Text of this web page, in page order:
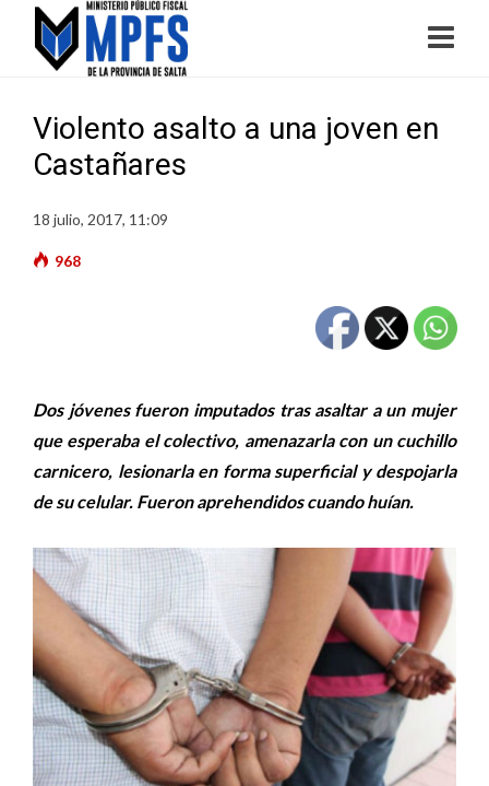
Violento asalto a una joven en
Castañares
18 julio, 2017, 11:09
968
Dos jóvenes fueron imputados tras asaltar a un mujer
que esperaba el colectivo, amenazarla con un cuchillo
carnicero, lesionarla en forma superficial y despojarla
de su celular. Fueron aprehendidos cuando huían.